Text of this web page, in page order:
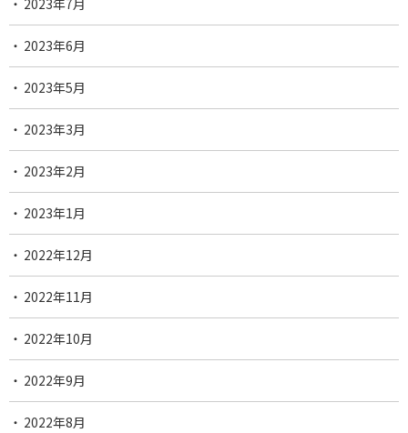
2023年7月
2023年6月
2023年5月
2023年3月
2023年2月
2023年1月
2022年12月
2022年11月
2022年10月
2022年9月
2022年8月